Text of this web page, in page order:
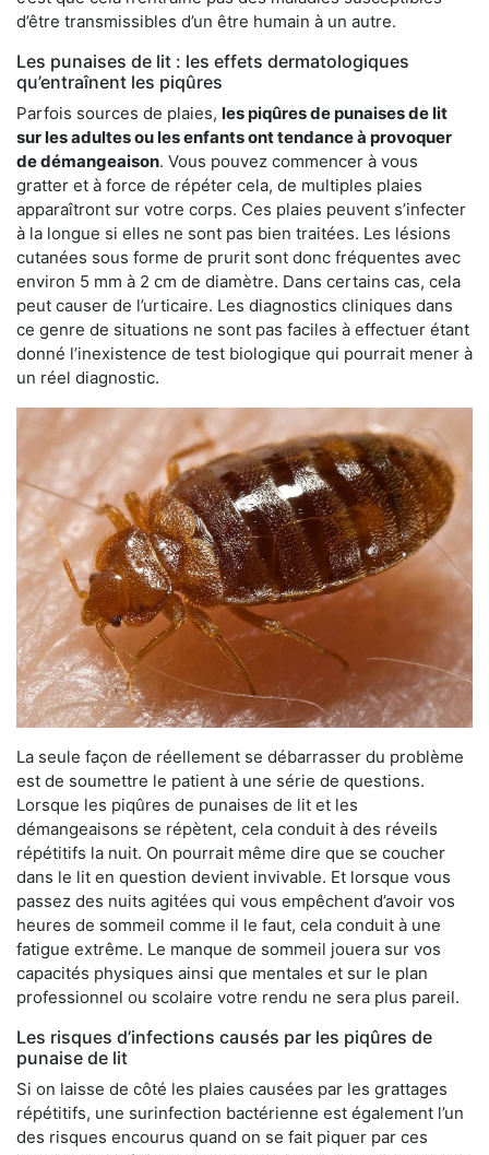
d’être transmissibles d’un être humain à un autre.
Les punaises de lit : les effets dermatologiques
qu’entraînent les piqûres
Parfois sources de plaies, les piqûres de punaises de lit
sur les adultes ou les enfants ont tendance à provoquer
de démangeaison. Vous pouvez commencer à vous
gratter et à force de répéter cela, de multiples plaies
apparaîtront sur votre corps. Ces plaies peuvent s’infecter
à la longue si elles ne sont pas bien traitées. Les lésions
cutanées sous forme de prurit sont donc fréquentes avec
environ 5 mm à 2 cm de diamètre. Dans certains cas, cela
peut causer de l’urticaire. Les diagnostics cliniques dans
ce genre de situations ne sont pas faciles à effectuer étant
donné l’inexistence de test biologique qui pourrait mener à
un réel diagnostic.
La seule façon de réellement se débarrasser du problème
est de soumettre le patient à une série de questions.
Lorsque les piqûres de punaises de lit et les
démangeaisons se répètent, cela conduit à des réveils
répétitifs la nuit. On pourrait même dire que se coucher
dans le lit en question devient invivable. Et lorsque vous
passez des nuits agitées qui vous empêchent d’avoir vos
heures de sommeil comme il le faut, cela conduit à une
fatigue extrême. Le manque de sommeil jouera sur vos
capacités physiques ainsi que mentales et sur le plan
professionnel ou scolaire votre rendu ne sera plus pareil.
Les risques d’infections causés par les piqûres de
punaise de lit
Si on laisse de côté les plaies causées par les grattages
répétitifs, une surinfection bactérienne est également l’un
des risques encourus quand on se fait piquer par ces